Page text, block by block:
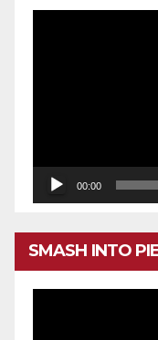
00:00
SMASH INTO